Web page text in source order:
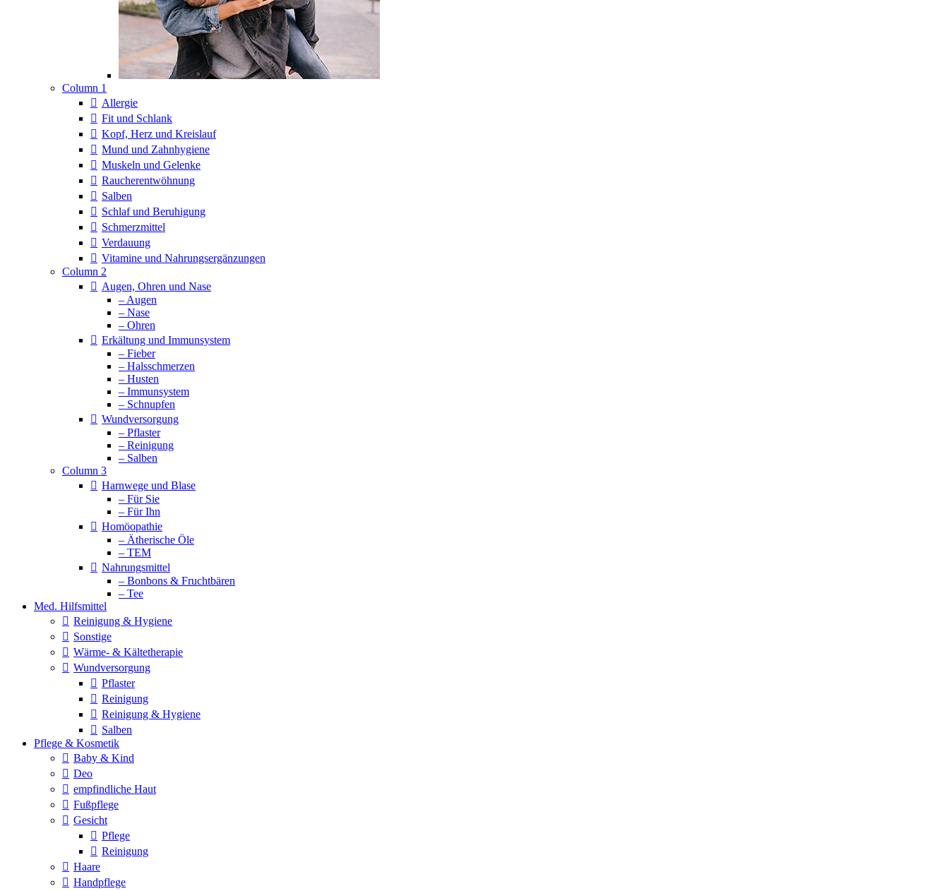
Column 1
Allergie
Fit und Schlank
Kopf, Herz und Kreislauf
Mund und Zahnhygiene
Muskeln und Gelenke
Raucherentwöhnung
Salben
Schlaf und Beruhigung
Schmerzmittel
Verdauung
Vitamine und Nahrungsergänzungen
Column 2
Augen, Ohren und Nase
– Augen
– Nase
– Ohren
Erkältung und Immunsystem
– Fieber
– Halsschmerzen
– Husten
– Immunsystem
– Schnupfen
Wundversorgung
– Pflaster
– Reinigung
– Salben
Column 3
Harnwege und Blase
– Für Sie
– Für Ihn
Homöopathie
– Ätherische Öle
– TEM
Nahrungsmittel
– Bonbons & Fruchtbären
– Tee
Med. Hilfsmittel
Reinigung & Hygiene
Sonstige
Wärme- & Kältetherapie
Wundversorgung
Pflaster
Reinigung
Reinigung & Hygiene
Salben
Pflege & Kosmetik
Baby & Kind
Deo
empfindliche Haut
Fußpflege
Gesicht
Pflege
Reinigung
Haare
Handpflege